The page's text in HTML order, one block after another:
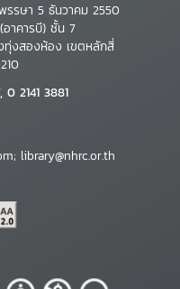
รรษา 5 ธันวาคม 2550
าคารบี) ชั้น 7
งสองห้อง เขตหลักสี่
0 2141 3881
library@nhrc.or.th